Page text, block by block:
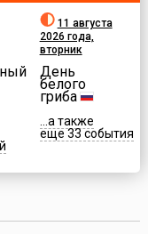
11 августа
2026 года,
вторник
День
белого
гриба
...а также
еще 33 события